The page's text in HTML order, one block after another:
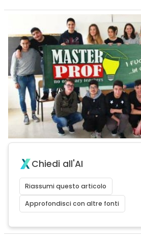
Chiedi all'AI
Riassumi questo articolo
Approfondisci con altre fonti